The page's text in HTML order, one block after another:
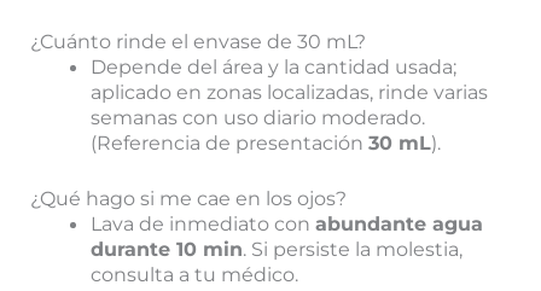
¿Cuánto rinde el envase de 30 mL?
Depende del área y la cantidad usada;
aplicado en zonas localizadas, rinde varias
semanas con uso diario moderado.
(Referencia de presentación 30 mL).
¿Qué hago si me cae en los ojos?
Lava de inmediato con abundante agua
durante 10 min. Si persiste la molestia,
consulta a tu médico.